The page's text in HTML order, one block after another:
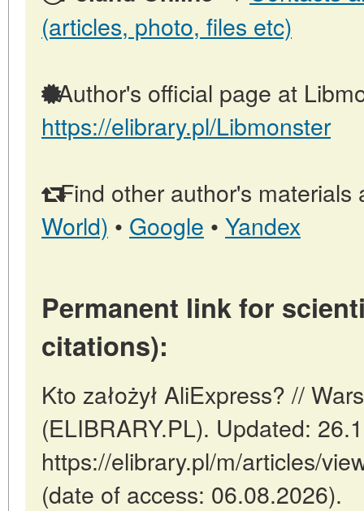
(articles, photo, files etc)
Author's official page at
https://elibrary.pl/Libmonster
Find other author's materials
World) • Google • Yandex
Permanent link for
citations):
Kto założył AliExpress? //
(ELIBRARY.PL). Updated:
https://elibrary.pl/m/articles/
(date of access: 06.08.2026).